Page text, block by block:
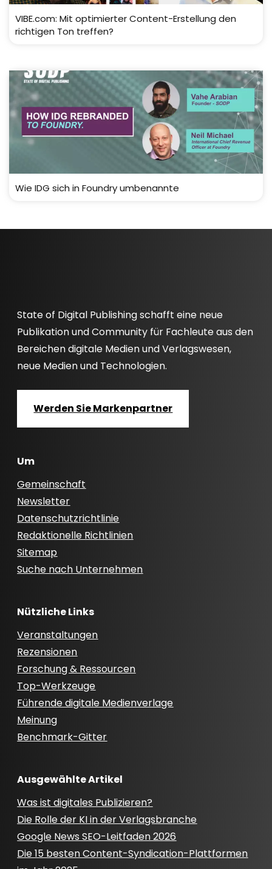
VIBE.com: Mit optimierter Content-Erstellung den
richtigen Ton treffen?
Wie IDG sich in Foundry umbenannte
State of Digital Publishing schafft eine neue
Publikation und Community für Fachleute aus den
Bereichen digitale Medien und Verlagswesen,
neue Medien und Technologien.
Werden Sie Markenpartner
Um
Gemeinschaft
Newsletter
Datenschutzrichtlinie
Redaktionelle Richtlinien
Sitemap
Suche nach Unternehmen
Nützliche Links
Veranstaltungen
Rezensionen
Forschung & Ressourcen
Top-Werkzeuge
Führende digitale Medienverlage
Meinung
Benchmark-Gitter
Ausgewählte Artikel
Was ist digitales Publizieren?
Die Rolle der KI in der Verlagsbranche
Google News SEO-Leitfaden 2026
Die 15 besten Content-Syndication-Plattformen